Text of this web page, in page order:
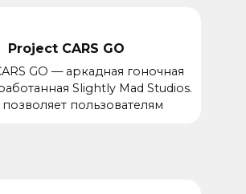
Project CARS GO
GO — аркадная гоночная
Slightly Mad Studios.
позволяет пользователям